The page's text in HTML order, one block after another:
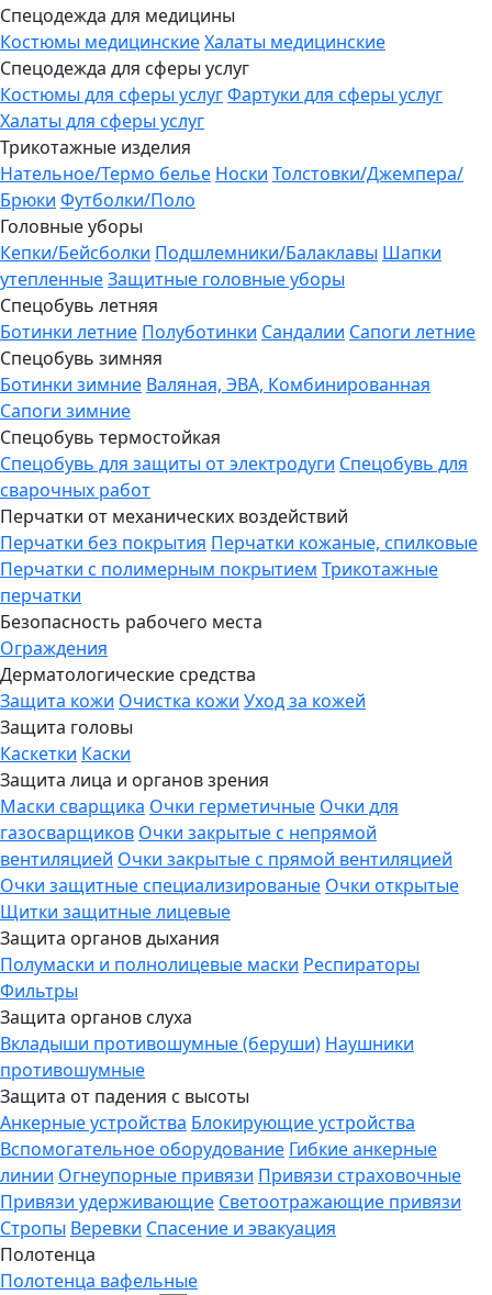
Спецодежда для медицины
Костюмы медицинскиеХалаты медицинские
Спецодежда для сферы услуг
Костюмы для сферы услугФартуки для сферы услуг
Халаты для сферы услуг
Трикотажные изделия
Нательное/Термо белье Носки Толстовки/Джемпера/
Брюки Футболки/Поло
Головные уборы
Кепки/Бейсболки Подшлемники/Балаклавы Шапки
утепленныеЗащитные головные уборы
Спецобувь летняя
Ботинки летние Полуботинки Сандалии Сапоги летние
Спецобувь зимняя
Ботинки зимние Валяная, ЭВА, Комбинированная
Сапоги зимние
Спецобувь термостойкая
Спецобувь для защиты от электродуги Спецобувь для
сварочных работ
Перчатки от механических воздействий
Перчатки без покрытия Перчатки кожаные, спилковые
Перчатки с полимерным покрытием Трикотажные
перчатки
Безопасность рабочего места
Ограждения
Дерматологические средства
Защита кожи Очистка кожи Уход за кожей
Защита головы
Каскетки Каски
Защита лица и органов зрения
Маски сварщика Очки герметичные Очки для
газосварщиков Очки закрытые с непрямой
вентиляцией Очки закрытые с прямой вентиляцией
Очки защитные специализированые Очки открытые
Щитки защитные лицевые
Защита органов дыхания
Полумаски и полнолицевые маски Респираторы
Фильтры
Защита органов слуха
Вкладыши противошумные (беруши) Наушники
противошумные
Защита от падения с высоты
Анкерные устройства Блокирующие устройства
Вспомогательное оборудование Гибкие анкерные
линии Огнеупорные привязи Привязи страховочные
Привязи удерживающие Светоотражающие привязи
Стропы Веревки Спасение и эвакуация
Полотенца
Полотенца вафельные